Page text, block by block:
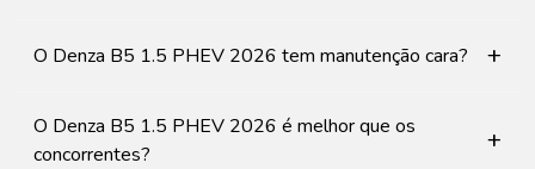
O Denza B5 1.5 PHEV 2026 tem manutenção cara? +
O Denza B5 1.5 PHEV 2026 é melhor que os
concorrentes?
+